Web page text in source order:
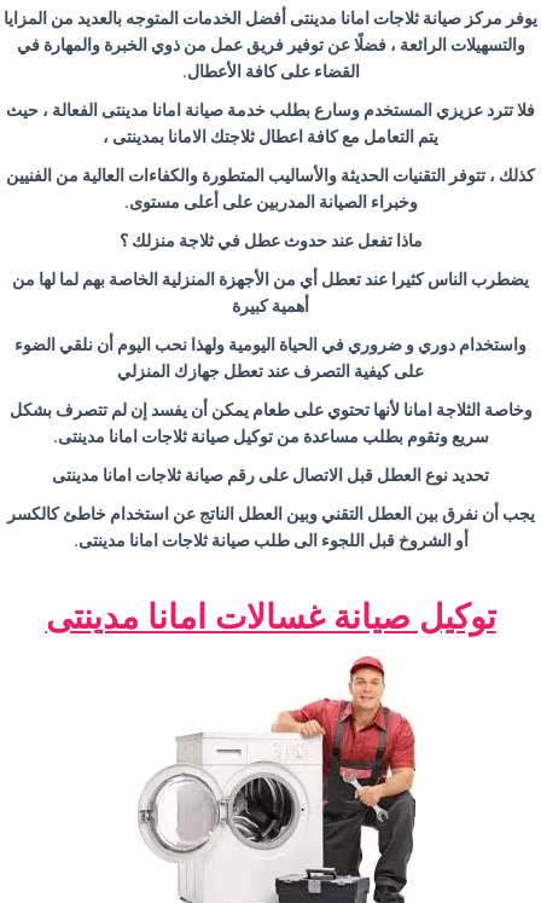
يوفر مركز صيانة ثلاجات امانا مدينتى أفضل الخدمات المتوجه بالعديد من المزايا
والتسهيلات الرائعة ، فضلًا عن توفير فريق عمل من ذوي الخبرة والمهارة في
القضاء على كافة الأعطال.
فلا تترد عزيزي المستخدم وسارع بطلب خدمة صيانة امانا مدينتى الفعالة ، حيث
يتم التعامل مع كافة اعطال ثلاجتك الامانا بمدينتى ،
كذلك ، تتوفر التقنيات الحديثة والأساليب المتطورة والكفاءات العالية من الفنيين
وخبراء الصيانة المدربين على أعلى مستوى.
ماذا تفعل عند حدوث عطل في ثلاجة منزلك ؟
يضطرب الناس كثيرا عند تعطل أي من الأجهزة المنزلية الخاصة بهم لما لها من
أهمية كبيرة
واستخدام دوري و ضروري في الحياة اليومية ولهذا نحب اليوم أن نلقي الضوء
على كيفية التصرف عند تعطل جهازك المنزلي
وخاصة الثلاجة امانا لأنها تحتوي على طعام يمكن أن يفسد إن لم تتصرف بشكل
سريع وتقوم بطلب مساعدة من توكيل صيانة ثلاجات امانا مدينتى.
تحديد نوع العطل قبل الاتصال على رقم صيانة ثلاجات امانا مدينتى
يجب أن نفرق بين العطل التقني وبين العطل الناتج عن استخدام خاطئ كالكسر
أو الشروخ قبل اللجوء الى طلب صيانة ثلاجات امانا مدينتى.
توكيل صيانة غسالات امانا مدينتى